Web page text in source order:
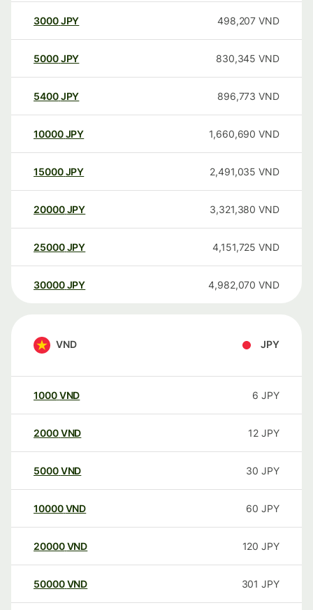
3000JPY 498,207 VND
5000JPY 830,345 VND
5400JPY 896,773 VND
10000 JPY 1,660,690 VND
15000 JPY 2,491,035 VND
20000 JPY 3,321,380 VND
25000 JPY 4,151,725 VND
30000 JPY 4,982,070 VND
VND JPY
1000VND 6 JPY
2000VND 12 JPY
5000VND 30 JPY
10000 VND 60 JPY
20000 VND 120 JPY
50000 VND 301 JPY